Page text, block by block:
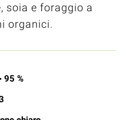
soia e foraggio a
organici.
95 %